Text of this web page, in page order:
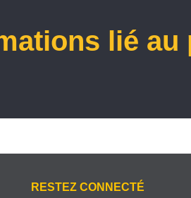
lié au
RESTEZ CONNECTÉ